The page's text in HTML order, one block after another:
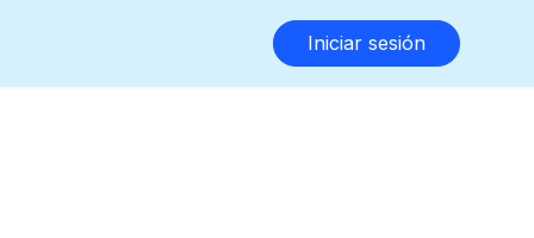
Iniciar sesión